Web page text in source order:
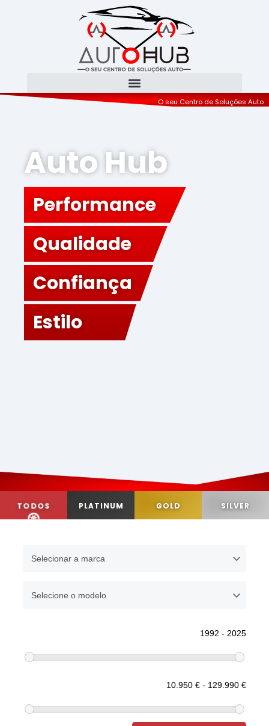
O seu Centro de Soluções Auto
Auto Hub
Performance
Qualidade
Confiança
Estilo
TODOS PLATINUM GOLD SILVER
Selecionar a marca
Selecione o modelo
1992 - 2025
10.950 € - 129.990 €